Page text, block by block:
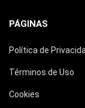
PÁGINAS
Política de
Términos de Uso
Cookies